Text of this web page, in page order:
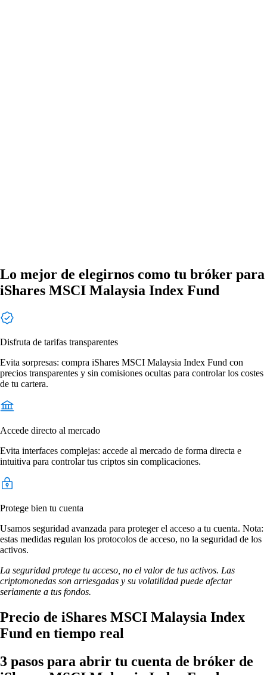
Lo mejor de elegirnos como tu bróker para
iShares MSCI Malaysia Index Fund
Disfruta de tarifas transparentes
Evita sorpresas: compra iShares MSCI Malaysia Index Fund con
precios transparentes y sin comisiones ocultas para controlar los costes
de tu cartera.
Accede directo al mercado
Evita interfaces complejas: accede al mercado de forma directa e
intuitiva para controlar tus criptos sin complicaciones.
Protege bien tu cuenta
Usamos seguridad avanzada para proteger el acceso a tu cuenta. Nota:
estas medidas regulan los protocolos de acceso, no la seguridad de los
activos.
La seguridad protege tu acceso, no el valor de tus activos. Las
criptomonedas son arriesgadas y su volatilidad puede afectar
seriamente a tus fondos.
Precio de iShares MSCI Malaysia Index
Fund en tiempo real
3 pasos para abrir tu cuenta de bróker de